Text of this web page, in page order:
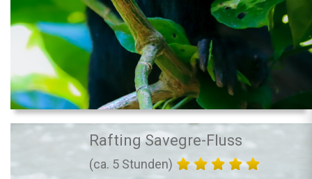
Rafting Savegre-Fluss
(ca. 5 Stunden)